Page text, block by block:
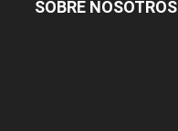
SOBRE NOSOTROS